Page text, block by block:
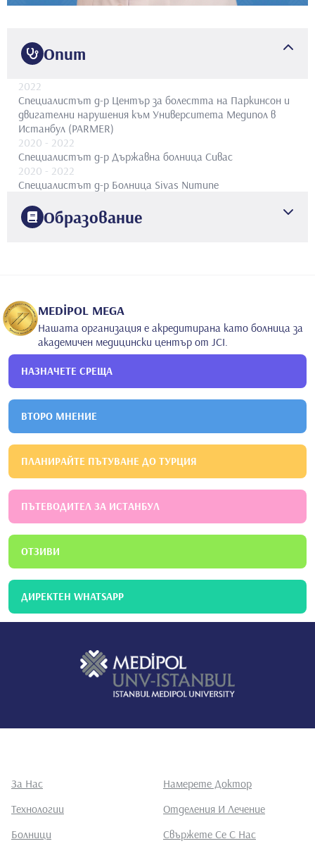
Опит
2022
Специалистът д-р Център за болестта на Паркинсон и
двигателни нарушения към Университета Медипол в
Истанбул (PARMER)
2020 - 2022
Специалистът д-р Държавна болница Сивас
2020 - 2022
Специалистът д-р Болница Sivas Numune
Образование
MEDİPOL MEGA
Нашата организация е акредитирана като болница за
академичен медицински център от JCI.
НАЗНАЧЕТЕ СРЕЩА
ВТОРО МНЕНИЕ
ПЛАНИРАЙТЕ ПЪТУВАНЕ ДО ТУРЦИЯ
ПЪТЕВОДИТЕЛ ЗА ИСТАНБУЛ
ОТЗИВИ
ДИРЕКТЕН WHATSAPP
За Нас
Намерете Доктор
Технологии
Отделения И Лечение
Болници
Свържете Се С Нас